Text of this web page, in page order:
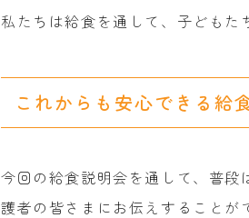
私たちは給食を通して、子どもた
これからも安心できる給
今回の給食説明会を通して、普
護者の皆さまにお伝えすることが